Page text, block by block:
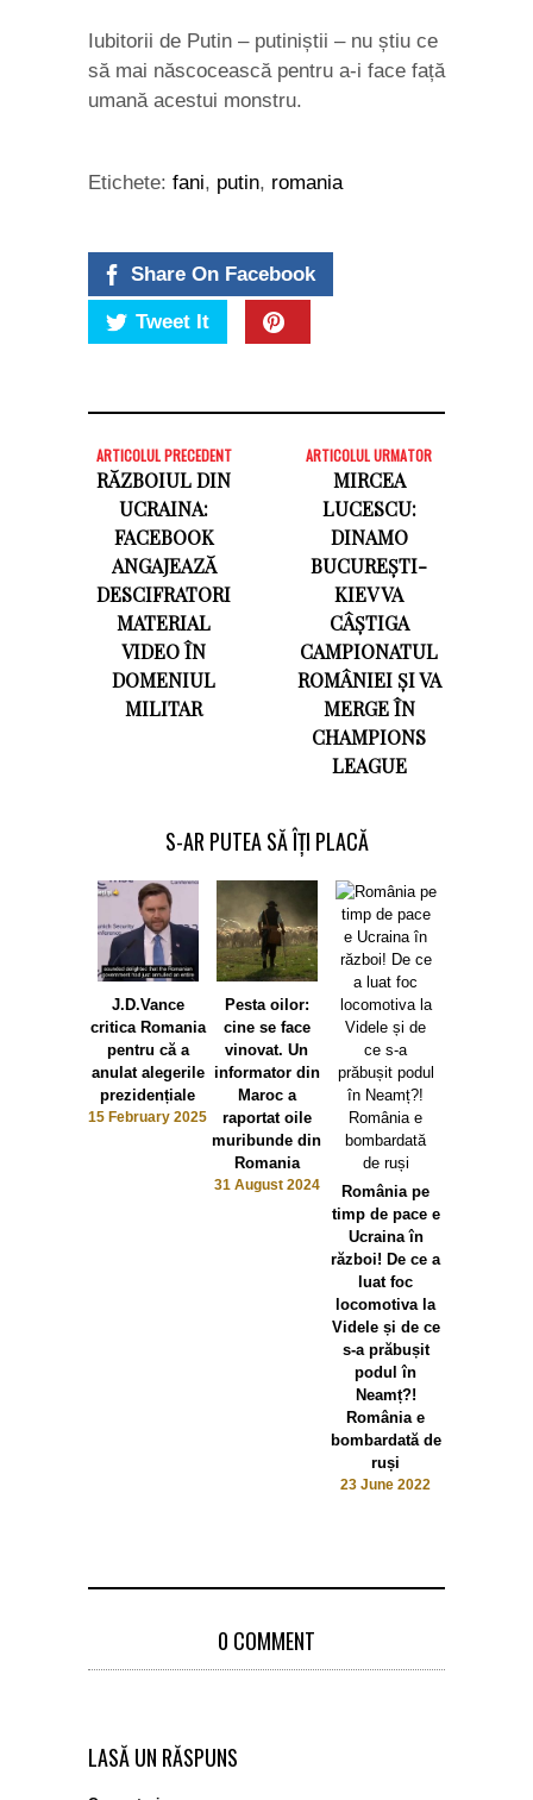
Iubitorii de Putin – putiniștii – nu știu ce
să mai născocească pentru a-i face față
umană acestui monstru.
Etichete: fani, putin, romania
Share On Facebook
Tweet It
ARTICOLUL PRECEDENT
RĂZBOIUL DIN
UCRAINA:
FACEBOOK
ANGAJEAZĂ
DESCIFRATORI
MATERIAL
VIDEO ÎN
DOMENIUL
MILITAR
ARTICOLUL URMATOR
MIRCEA
LUCESCU:
DINAMO
BUCUREȘTI-
KIEV VA
CÂȘTIGA
CAMPIONATUL
ROMÂNIEI ȘI VA
MERGE ÎN
CHAMPIONS
LEAGUE
S-AR PUTEA SĂ ÎȚI PLACĂ
J.D.Vance
critica Romania
pentru că a
anulat alegerile
prezidențiale
15 February 2025
Pesta oilor:
cine se face
vinovat. Un
informator din
Maroc a
raportat oile
muribunde din
Romania
31 August 2024
România pe
timp de pace e
Ucraina în
război! De ce a
luat foc
locomotiva la
Videle și de ce
s-a prăbușit
podul în
Neamț?!
România e
bombardată de
ruși
23 June 2022
0 COMMENT
LASĂ UN RĂSPUNS